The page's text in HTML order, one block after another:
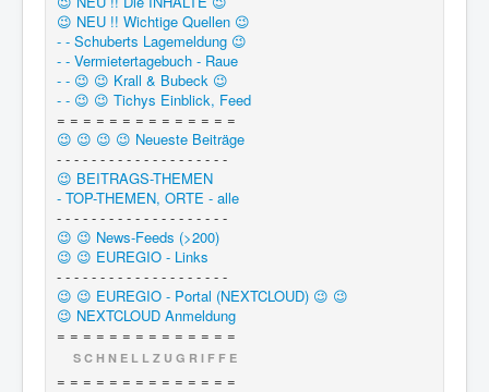
😉 NEU !! Wichtige Quellen 😉
- - Schuberts Lagemeldung 😉
- - Vermietertagebuch - Raue
- - 😉 😉 Krall & Bubeck 😉
- - 😉 😉 Tichys Einblick, Feed
= = = = = = = = = = = = = =
😉 😉 😉 😉 Neueste Beiträge
- - - - - - - - - - - - - - - - - - - -
😉 BEITRAGS-THEMEN
- TOP-THEMEN, ORTE - alle
- - - - - - - - - - - - - - - - - - - -
😉 😉 News-Feeds (>200)
😉 😉 EUREGIO - Links
- - - - - - - - - - - - - - - - - - - -
😉 😉 EUREGIO - Portal (NEXTCLOUD) 😉 😉
😉 NEXTCLOUD Anmeldung
= = = = = = = = = = = = = =
S C H N E L L Z U G R I F F E
= = = = = = = = = = = = = =